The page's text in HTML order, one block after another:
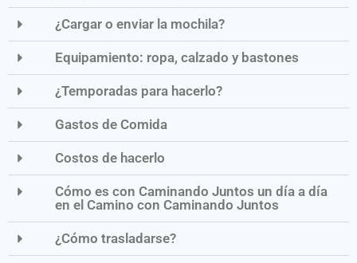
¿Cargar o enviar la mochila?
Equipamiento: ropa, calzado y bastones
¿Temporadas para hacerlo?
Gastos de Comida
Costos de hacerlo
Cómo es con Caminando Juntos un día a día
en el Camino con Caminando Juntos
¿Cómo trasladarse?